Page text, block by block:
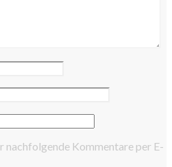
nachfolgende Kommentare per E-